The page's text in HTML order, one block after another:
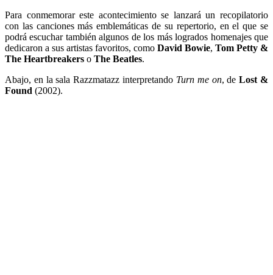
Para conmemorar este acontecimiento se lanzará un recopilatorio
con las canciones más emblemáticas de su repertorio, en el que se
podrá escuchar también algunos de los más logrados homenajes que
dedicaron a sus artistas favoritos, como David Bowie, Tom Petty &
The Heartbreakers o The Beatles.
Abajo, en la sala Razzmatazz interpretando Turn me on, deLost &
Found (2002).